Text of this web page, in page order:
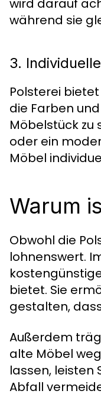
wird darauf
während sie
3.
Polsterei
die Farben
Möbelstück zu
oder ein
Möbel
Warum
Obwohl die
lohnenswert.
bietet. Sie
gestalten,
Außerdem
alte Möbel
lassen, leisten
Abfall